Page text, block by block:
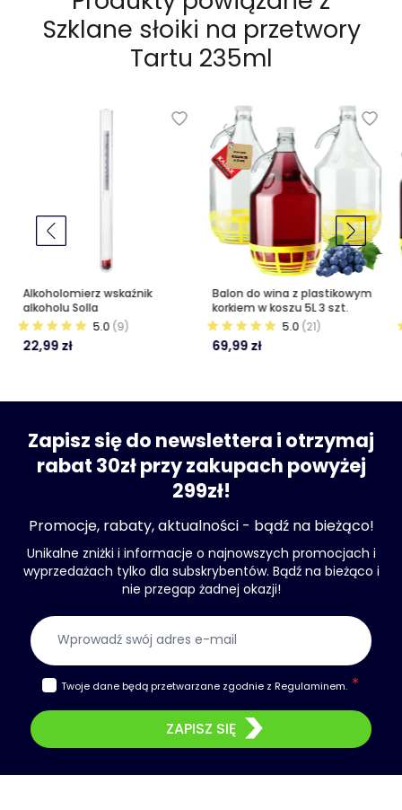
Szklane słoiki na przetwory
Tartu 235ml
Alkoholomierz wskaźnik
alkoholu Solla
5.0 (9)
22,99 zł
Balon do wina z plastikowym
korkiem w koszu 5L 3 szt.
5.0 (21)
69,99 zł
Zapisz się do newslettera i otrzymaj
rabat 30zł przy zakupach powyżej
299zł!
Promocje, rabaty, aktualności - bądź na bieżąco!
Unikalne zniżki i informacje o najnowszych promocjach i
wyprzedażach tylko dla subskrybentów. Bądź na bieżąco i
nie przegap żadnej okazji!
Twoje dane będą przetwarzane zgodnie z Regulaminem.
ZAPISZ SIĘ